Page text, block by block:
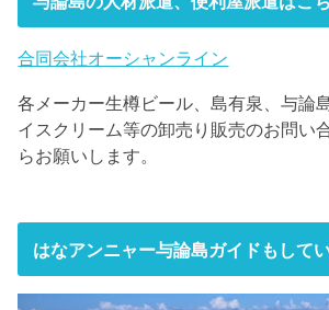
合同会社オーシャンライン
各メーカー生樽ビール、島有泉、与論
イスクリーム等の卸売り販売のお問い
らお願いします。
はなアンニャー与論島ガイドもして